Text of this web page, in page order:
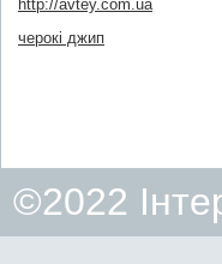
http://avtey.com.ua
черокі джип
©2022